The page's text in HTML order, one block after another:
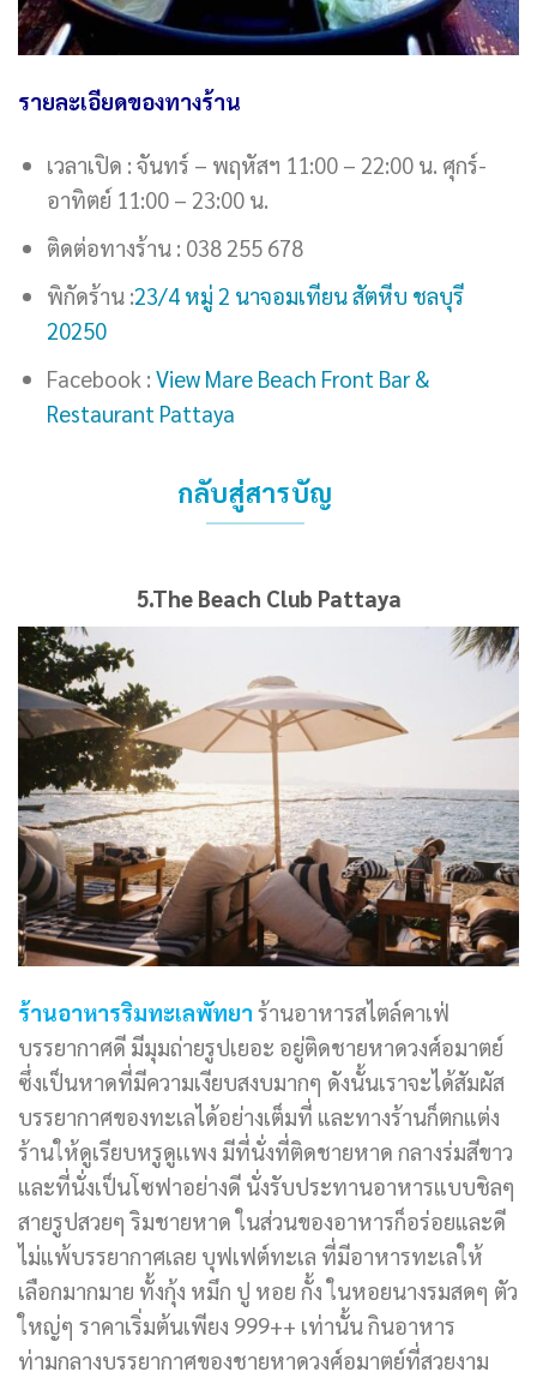
รายละเอียดของทางร้าน
เวลาเปิด : จันทร์ – พฤหัสฯ 11:00 – 22:00 น. ศุกร์-
อาทิตย์ 11:00 – 23:00 น.
ติดต่อทางร้าน : 038 255 678
พิกัดร้าน :23/4 หมู่ 2 นาจอมเทียน สัตหีบ ชลบุรี
20250
Facebook : View Mare Beach Front Bar &
Restaurant Pattaya
กลับสู่สารบัญ
5.The Beach Club Pattaya
ร้านอาหารริมทะเลพัทยา ร้านอาหารสไตล์คาเฟ่
บรรยากาศดี มีมุมถ่ายรูปเยอะ อยู่ติดชายหาดวงศ์อมาตย์
ซึ่งเป็นหาดที่มีความเงียบสงบมากๆ ดังนั้นเราจะได้สัมผัส
บรรยากาศของทะเลได้อย่างเต็มที่ และทางร้านก็ตกแต่ง
ร้านให้ดูเรียบหรูดูเเพง มีที่นั่งที่ติดชายหาด กลางร่มสีขาว
และที่นั่งเป็นโซฟาอย่างดี นั่งรับประทานอาหารแบบชิลๆ
สายรูปสวยๆ ริมชายหาด ในส่วนของอาหารก็อร่อยและดี
ไม่แพ้บรรยากาศเลย บุฟเฟต์ทะเล ที่มีอาหารทะเลให้
เลือกมากมาย ทั้งกุ้ง หมึก ปู หอย กั้ง ในหอยนางรมสดๆ ตัว
ใหญ่ๆ ราคาเริ่มต้นเพียง 999++ เท่านั้น กินอาหาร
ท่ามกลางบรรยากาศของชายหาดวงศ์อมาตย์ที่สวยงาม